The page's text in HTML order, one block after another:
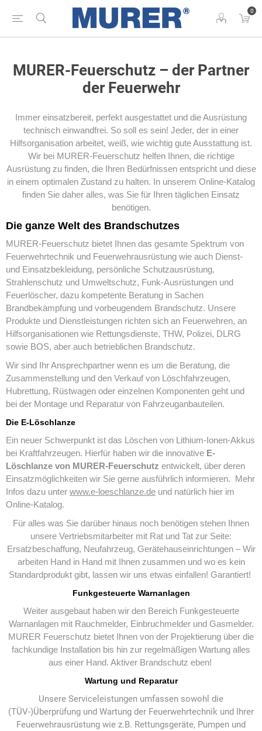
0
MURER-Feuerschutz – der Partner
der Feuerwehr
Immer einsatzbereit, perfekt ausgestattet und die Ausrüstung
technisch einwandfrei. So soll es sein! Jeder, der in einer
Hilfsorganisation arbeitet, weiß, wie wichtig gute Ausstattung ist.
Wir bei MURER-Feuerschutz helfen Ihnen, die richtige
Ausrüstung zu finden, die Ihren Bedürfnissen entspricht und diese
in einem optimalen Zustand zu halten. In unserem Online-Katalog
finden Sie daher alles, was Sie für Ihren täglichen Einsatz
benötigen.
Die ganze Welt des Brandschutzes
MURER-Feuerschutz bietet Ihnen das gesamte Spektrum von
Feuerwehrtechnik und Feuerwehrausrüstung wie auch Dienst-
und Einsatzbekleidung, persönliche Schutzausrüstung,
Strahlenschutz und Umweltschutz, Funk-Ausrüstungen und
Feuerlöscher, dazu kompetente Beratung in Sachen
Brandbekämpfung und vorbeugendem Brandschutz. Unsere
Produkte und Dienstleistungen richten sich an Feuerwehren, an
Hilfsorganisationen wie Rettungsdienste, THW, Polizei, DLRG
sowie BOS, aber auch betrieblichen Brandschutz.
Wir sind Ihr Ansprechpartner wenn es um die Beratung, die
Zusammenstellung und den Verkauf von Löschfahrzeugen,
Hubrettung, Rüstwagen oder einzelnen Komponenten geht und
bei der Montage und Reparatur von Fahrzeuganbauteilen.
Die E-Löschlanze
Ein neuer Schwerpunkt ist das Löschen von Lithium-Ionen-Akkus
bei Kraftfahrzeugen. Hierfür haben wir die innovative E-
Löschlanze von MURER-Feuerschutz entwickelt, über deren
Einsatzmöglichkeiten wir Sie gerne ausführlich informieren. Mehr
Infos dazu unter www.e-loeschlanze.de und natürlich hier im
Online-Katalog.
Für alles was Sie darüber hinaus noch benötigen stehen Ihnen
unsere Vertriebsmitarbeiter mit Rat und Tat zur Seite:
Ersatzbeschaffung, Neufahrzeug, Gerätehauseinrichtungen – Wir
arbeiten Hand in Hand mit Ihnen zusammen und wo es kein
Standardprodukt gibt, lassen wir uns etwas einfallen! Garantiert!
Funkgesteuerte Warnanlagen
Weiter ausgebaut haben wir den Bereich Funkgesteuerte
Warnanlagen mit Rauchmelder, Einbruchmelder und Gasmelder.
MURER Feuerschutz bietet Ihnen von der Projektierung über die
fachkundige Installation bis hin zur regelmäßigen Wartung alles
aus einer Hand. Aktiver Brandschutz eben!
Wartung und Reparatur
Unsere Serviceleistungen umfassen sowohl die
(TÜV-)Überprüfung und Wartung der Feuerwehrtechnik und Ihrer
Feuerwehrausrüstung wie z.B. Rettungsgeräte, Pumpen und